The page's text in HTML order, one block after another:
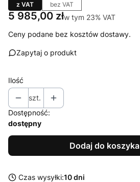
z VAT bez VAT
Cena
5 985,00 złw tym 23% VAT
w tym 23% VAT
Ceny podane bez kosztów dostawy.
Zapytaj o produkt
Ilość
szt.
Dostępność:
dostępny
Dodaj do koszyka
Czas wysyłki:10 dni